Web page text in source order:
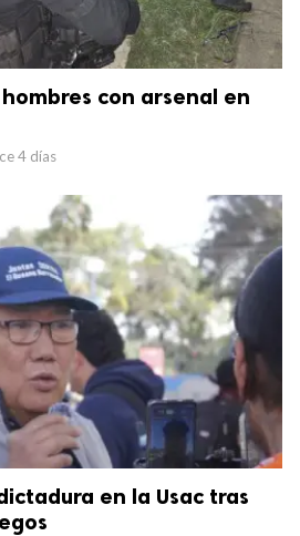
con arsenal en
4 días
en la Usac tras